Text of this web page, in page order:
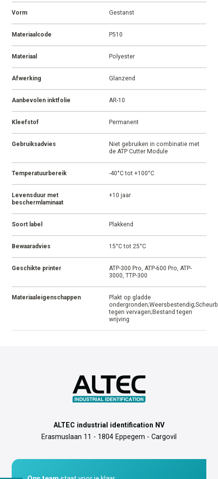
Vorm Gestanst
Materiaalcode P510
Materiaal Polyester
Afwerking Glanzend
Aanbevolen inktfolie AR-10
Kleefstof Permanent
Gebruiksadvies
Niet gebruiken in combinatie met
de ATP Cutter Module
Temperatuurbereik -40°C tot +100°C
Levensduur met
beschermlaminaat
+10 jaar
Soort label Plakkend
Bewaaradvies 15°C tot 25°C
Geschikte printer
ATP-300 Pro, ATP-600 Pro, ATP-
3000, TTP-300
Materiaaleigenschappen
Plakt op gladde
tegen vervagen;Bestand tegen
wrijving
ALTEC industrial identification NV
Erasmuslaan 11 - 1804 Eppegem - Cargovil